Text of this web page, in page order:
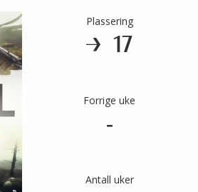
Plassering
17
Forrige uke
-
Antall uker